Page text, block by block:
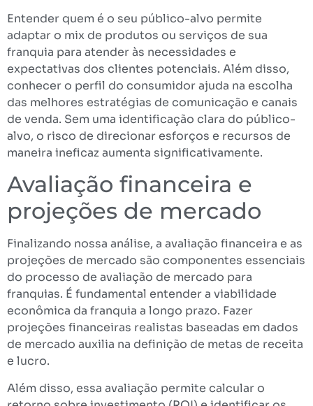
Entender quem é o seu público-alvo permite
adaptar o mix de produtos ou serviços de sua
franquia para atender às necessidades e
expectativas dos clientes potenciais. Além disso,
conhecer o perfil do consumidor ajuda na escolha
das melhores estratégias de comunicação e canais
de venda. Sem uma identificação clara do público-
alvo, o risco de direcionar esforços e recursos de
maneira ineficaz aumenta significativamente.
Avaliação financeira e
projeções de mercado
Finalizando nossa análise, a avaliação financeira e as
projeções de mercado são componentes essenciais
do processo de avaliação de mercado para
franquias. É fundamental entender a viabilidade
econômica da franquia a longo prazo. Fazer
projeções financeiras realistas baseadas em dados
de mercado auxilia na definição de metas de receita
e lucro.
Além disso, essa avaliação permite calcular o